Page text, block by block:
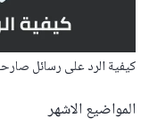
المواضيع الاشهر
كيفية الرد على رسائل